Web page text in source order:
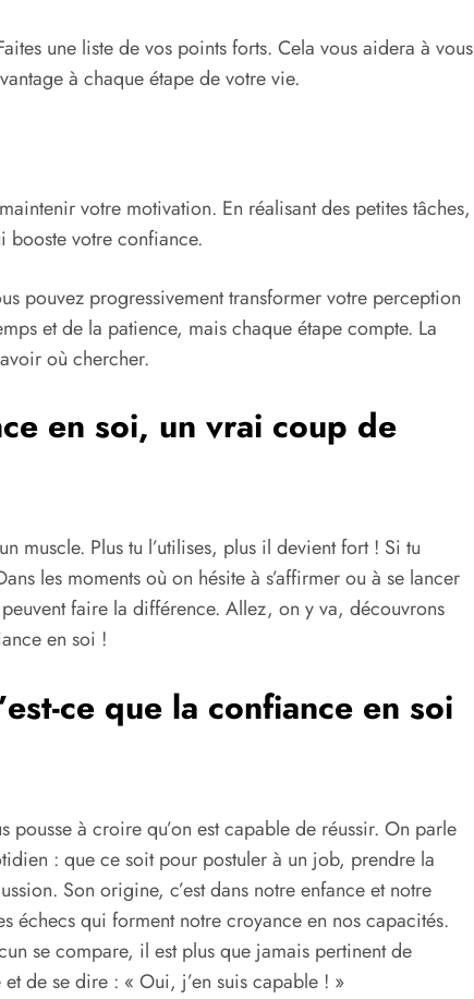
une liste de vos points forts. Cela vous aidera à vous
à chaque étape de votre vie.
votre motivation. En réalisant des petites tâches,
booste votre confiance.
pouvez progressivement transformer votre perception
et de la patience, mais chaque étape compte. La
où chercher.
en soi, un vrai coup de
muscle. Plus tu l’utilises, plus il devient fort ! Si tu
les moments où on hésite à s’affirmer ou à se lancer
faire la différence. Allez, on y va, découvrons
en soi !
ce que la confiance en soi
pousse à croire qu’on est capable de réussir. On parle
: que ce soit pour postuler à un job, prendre la
Son origine, c’est dans notre enfance et notre
échecs qui forment notre croyance en nos capacités.
se compare, il est plus que jamais pertinent de
de se dire : « Oui, j’en suis capable ! »